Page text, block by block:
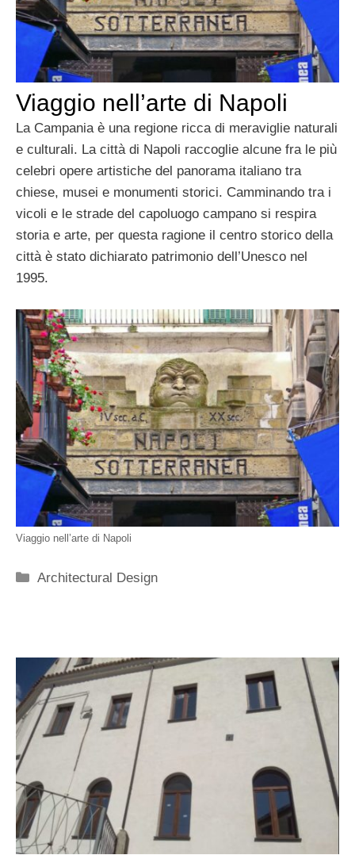
Viaggio nell’arte di Napoli
La Campania è una regione ricca di meraviglie naturali
e culturali. La città di Napoli raccoglie alcune fra le più
celebri opere artistiche del panorama italiano tra
chiese, musei e monumenti storici. Camminando tra i
vicoli e le strade del capoluogo campano si respira
storia e arte, per questa ragione il centro storico della
città è stato dichiarato patrimonio dell’Unesco nel
1995.
Viaggio nell’arte di Napoli
Categorie
Architectural Design